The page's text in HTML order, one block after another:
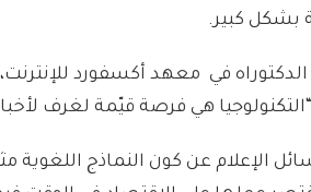
بشكل كبير.
الدكتوراه في معهد أكسفورد
هي فرصة قيّمة لغرف
الإعلام عن كون النماذج اللغوية